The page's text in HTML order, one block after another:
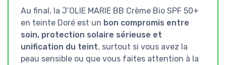
Au final, la J’OLIE MARIE BB Crème Bio SPF 50+
en teinte Doré est un bon compromis entre
soin, protection solaire sérieuse et
unification du teint, surtout si vous avez la
peau sensible ou que vous faites attention à la